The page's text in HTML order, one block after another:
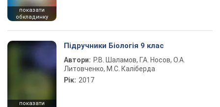
показати
обкладинку
показати
Підручники Біологія 9 клас
Автори: Р.В. Шаламов, Г.А. Носов, О.А.
Литовченко, М.С. Каліберда
Рік: 2017